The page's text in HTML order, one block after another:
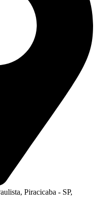
Piracicaba - SP,